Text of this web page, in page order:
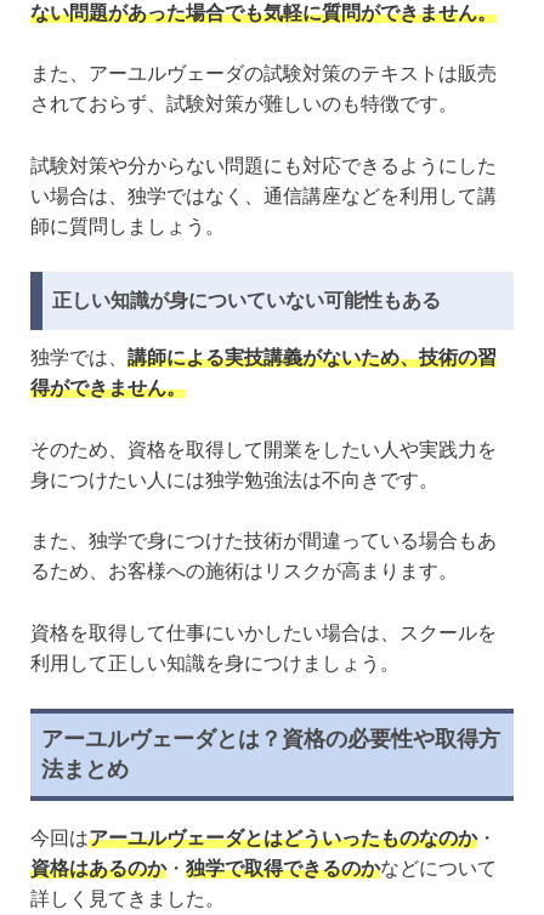
ない問題があった場合でも気軽に質問ができません。
また、アーユルヴェーダの試験対策のテキストは販売
されておらず、試験対策が難しいのも特徴です。
試験対策や分からない問題にも対応できるようにした
い場合は、独学ではなく、通信講座などを利用して講
師に質問しましょう。
正しい知識が身についていない可能性もある
独学では、 講師による実技講義がないため、技術の習
得ができません。
そのため、資格を取得して開業をしたい人や実践力を
身につけたい人には独学勉強法は不向きです。
また、独学で身につけた技術が間違っている場合もあ
るため、お客様への施術はリスクが高まります。
資格を取得して仕事にいかしたい場合は、スクールを
利用して正しい知識を身につけましょう。
アーユルヴェーダとは？資格の必要性や取得方
法まとめ
今回はアーユルヴェーダとはどういったものなのか・
資格はあるのか・ 独学で取得できるのかなどについて
詳しく見てきました。